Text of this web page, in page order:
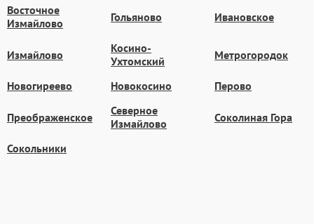
Восточное
Измайлово
Гольяново Ивановское
Измайлово
Косино-
Ухтомский
Метрогородок
Новогиреево Новокосино Перово
Преображенское
Северное
Измайлово
Соколиная Гора
Сокольники